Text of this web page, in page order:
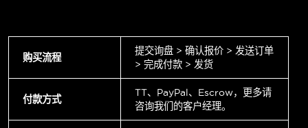
购买流程
提交询盘 > 确认报价 > 发送订单
> 完成付款 > 发货
付款方式
TT、PayPal、Escrow，更多请
咨询我们的客户经理。